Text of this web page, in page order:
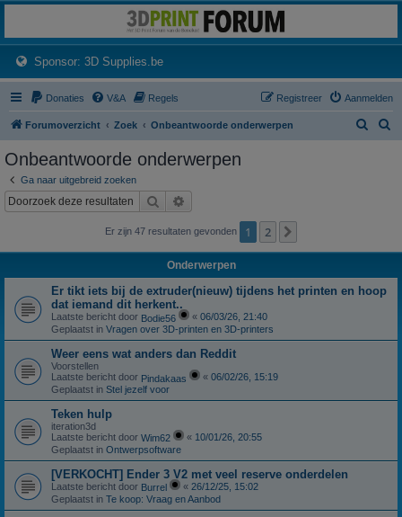
Het 3D print forum van de Benelux na de sluiting van 3dprintforum.nl
Sponsor: 3D Supplies.be(Opens a new tab)
Donaties V&A Regels Aanmelden
Registreer
Forumoverzicht Zoek Onbeantwoorde onderwerpen
Onbeantwoorde onderwerpen
Ga naar uitgebreid zoeken
Zoek
Er zijn 47 resultaten gevonden 1 2
Onderwerpen
Er tikt iets bij de extruder(nieuw) tijdens het printen en hoop
dat iemand dit herkent..
Laatste bericht door Bodie56 « 06/03/26, 21:40
Geplaatst in Vragen over 3D-printen en 3D-printers
Weer eens wat anders dan Reddit
Voorstellen
Laatste bericht door Pindakaas « 06/02/26, 15:19
Geplaatst in Stel jezelf voor
Teken hulp
iteration3d
Laatste bericht door Wim62 « 10/01/26, 20:55
Geplaatst in Ontwerpsoftware
[VERKOCHT] Ender 3 V2 met veel reserve onderdelen
Laatste bericht door Burrel « 26/12/25, 15:02
Geplaatst in Te koop: Vraag en Aanbod